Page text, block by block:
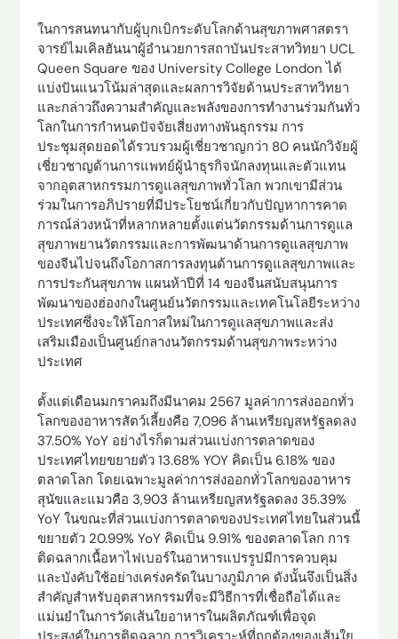
ในการสนทนากับผู้บุกเบิกระดับโลกด้านสุขภาพศาสตรา
จารย์ไมเคิลฮันนาผู้อำนวยการสถาบันประสาทวิทยา UCL
Queen Square ของ University College London ได้
แบ่งปันแนวโน้มล่าสุดและผลการวิจัยด้านประสาทวิทยา
และกล่าวถึงความสำคัญและพลังของการทำงานร่วมกันทั่ว
โลกในการกำหนดปัจจัยเสี่ยงทางพันธุกรรม การ
ประชุมสุดยอดได้รวบรวมผู้เชี่ยวชาญกว่า 80 คนนักวิจัยผู้
เชี่ยวชาญด้านการแพทย์ผู้นำธุรกิจนักลงทุนและตัวแทน
จากอุตสาหกรรมการดูแลสุขภาพทั่วโลก พวกเขามีส่วน
ร่วมในการอภิปรายที่มีประโยชน์เกี่ยวกับปัญหาการคาด
การณ์ล่วงหน้าที่หลากหลายตั้งแต่นวัตกรรมด้านการดูแล
สุขภาพยานวัตกรรมและการพัฒนาด้านการดูแลสุขภาพ
ของจีนไปจนถึงโอกาสการลงทุนด้านการดูแลสุขภาพและ
การประกันสุขภาพ แผนห้าปีที่ 14 ของจีนสนับสนุนการ
พัฒนาของฮ่องกงในศูนย์นวัตกรรมและเทคโนโลยีระหว่าง
ประเทศซึ่งจะให้โอกาสใหม่ในการดูแลสุขภาพและส่ง
เสริมเมืองเป็นศูนย์กลางนวัตกรรมด้านสุขภาพระหว่าง
ประเทศ
ตั้งแต่เดือนมกราคมถึงมีนาคม 2567 มูลค่าการส่งออกทั่ว
โลกของอาหารสัตว์เลี้ยงคือ 7,096 ล้านเหรียญสหรัฐลดลง
37.50% YoY อย่างไรก็ตามส่วนแบ่งการตลาดของ
ประเทศไทยขยายตัว 13.68% YOY คิดเป็น 6.18% ของ
ตลาดโลก โดยเฉพาะมูลค่าการส่งออกทั่วโลกของอาหาร
สุนัขและแมวคือ 3,903 ล้านเหรียญสหรัฐลดลง 35.39%
YoY ในขณะที่ส่วนแบ่งการตลาดของประเทศไทยในส่วนนี้
ขยายตัว 20.99% YoY คิดเป็น 9.91% ของตลาดโลก การ
ติดฉลากเนื้อหาไฟเบอร์ในอาหารแปรรูปมีการควบคุม
และบังคับใช้อย่างเคร่งครัดในบางภูมิภาค ดังนั้นจึงเป็นสิ่ง
สำคัญสำหรับอุตสาหกรรมที่จะมีวิธีการที่เชื่อถือได้และ
แม่นยำในการวัดเส้นใยอาหารในผลิตภัณฑ์เพื่อจุด